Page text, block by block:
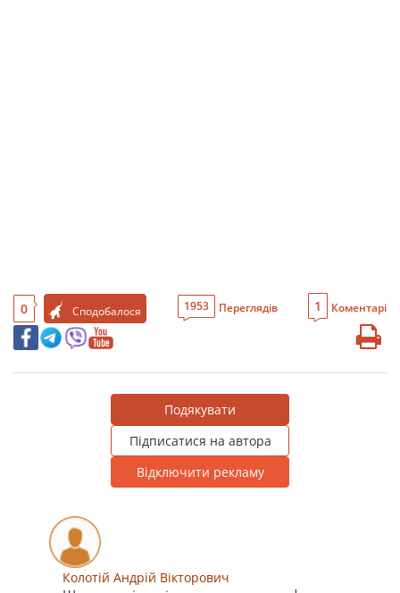
0 Сподобалося 1953 Переглядів 1 Коментарі
Подякувати
Підписатися на автора
Відключити рекламу
Колотій Андрій Вікторович